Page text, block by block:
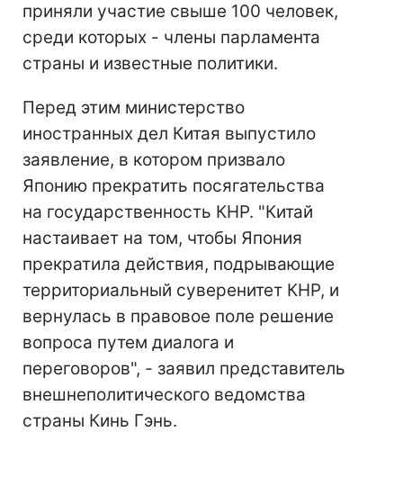
приняли участие свыше 100 человек,
среди которых - члены парламента
страны и известные политики.
Перед этим министерство
иностранных дел Китая выпустило
заявление, в котором призвало
Японию прекратить посягательства
на государственность КНР. "Китай
настаивает на том, чтобы Япония
прекратила действия, подрывающие
территориальный суверенитет КНР, и
вернулась в правовое поле решение
вопроса путем диалога и
переговоров", - заявил представитель
внешнеполитического ведомства
страны Кинь Гэнь.